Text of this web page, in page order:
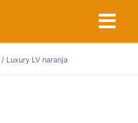
/ Luxury LV naranja